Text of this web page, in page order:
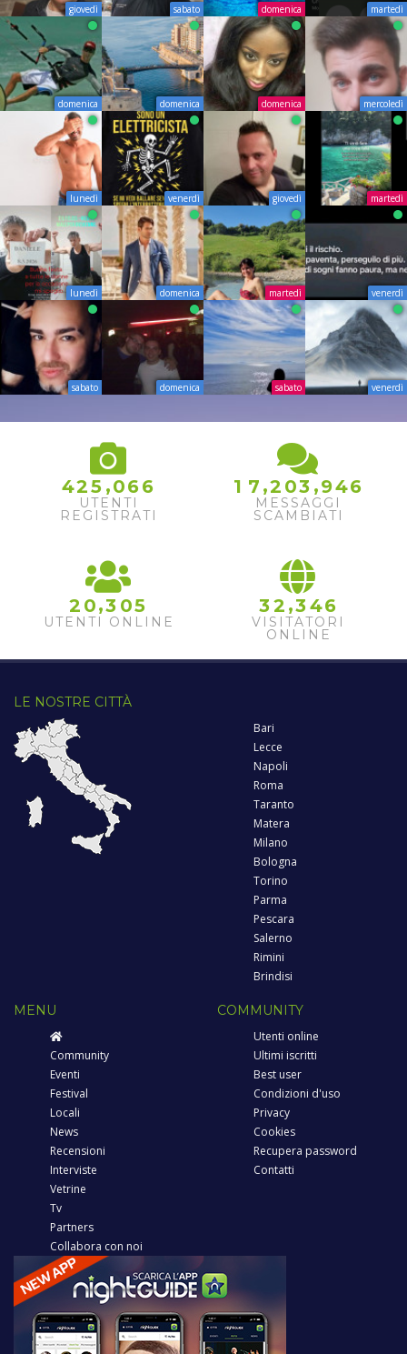
giovedì sabato domenica martedì
domenica domenica domenica mercoledì
lunedì venerdì giovedì martedì
lunedì domenica martedì venerdì
sabato domenica sabato venerdì
425 ,066
UTENTI
REGISTRATI
1 7 ,2 03 ,946
7
MESSAGGI
SCAMBIATI
2 0,3 05
UTENTI ONLINE
32 ,346
VISITATORI
ONLINE
LE NOSTRE CITTÀ
Bari
Lecce
Napoli
Roma
Taranto
Matera
Milano
Bologna
Torino
Parma
Pescara
Salerno
Rimini
Brindisi
MENU
Community
Eventi
Festival
Locali
News
Recensioni
Interviste
Vetrine
Tv
Partners
Collabora con noi
COMMUNITY
Utenti online
Ultimi iscritti
Best user
Condizioni d'uso
Privacy
Cookies
Recupera password
Contatti